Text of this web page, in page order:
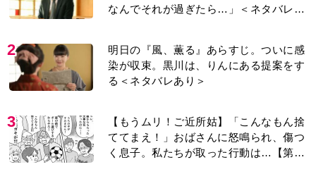
なんでそれが過ぎたら…」＜ネタバレあ
2
明日の『風、薫る』あらすじ。ついに感
染が収束。黒川は、りんにある提案をす
る＜ネタバレあり＞
3
【もうムリ！ご近所姑】「こんなもん捨
ててまえ！」おばさんに怒鳴られ、傷つ
く息子。私たちが取った行動は…【第3